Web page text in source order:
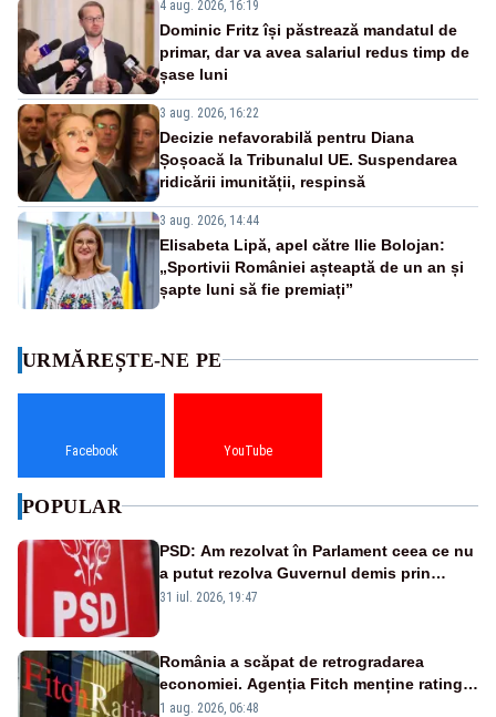
4 aug. 2026, 16:19
Dominic Fritz își păstrează mandatul de
primar, dar va avea salariul redus timp de
șase luni
3 aug. 2026, 16:22
Decizie nefavorabilă pentru Diana
Șoșoacă la Tribunalul UE. Suspendarea
ridicării imunității, respinsă
3 aug. 2026, 14:44
Elisabeta Lipă, apel către Ilie Bolojan:
„Sportivii României așteaptă de un an și
șapte luni să fie premiați”
URMĂREȘTE-NE PE
Facebook YouTube
POPULAR
PSD: Am rezolvat în Parlament ceea ce nu
a putut rezolva Guvernul demis prin
moțiune de cenzură
31 iul. 2026, 19:47
România a scăpat de retrogradarea
economiei. Agenția Fitch menține ratingul
„BBB-” cu perspectivă negativă
1 aug. 2026, 06:48